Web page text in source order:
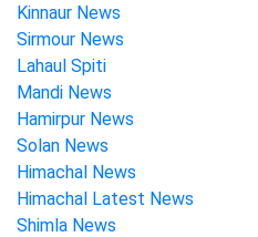
Kinnaur News
Sirmour News
Lahaul Spiti
Mandi News
Hamirpur News
Solan News
Himachal News
Himachal Latest News
Shimla News